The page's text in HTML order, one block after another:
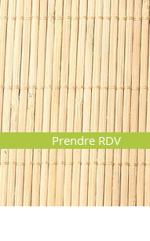
Prendre RDV